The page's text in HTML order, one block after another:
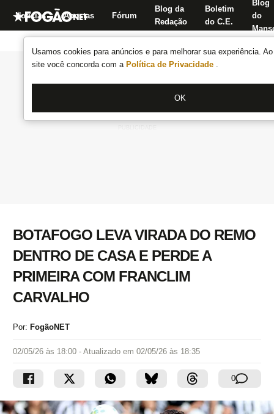
Usamos cookies para anúncios e para melhorar sua experiência.
site você concorda com a Política de Privacidade .
OK
Notícias Apostas Fórum
Blog da
Redação
Boletim
do C.E.
Blog
do
BOTAFOGO LEVA VIRADA DO REMO
DENTRO DE CASA E PERDE A
PRIMEIRA COM FRANCLIM
CARVALHO
Por: FogãoNET
02/05/26 às 18:00 - Atualizado em 02/05/26 às 18:35
0